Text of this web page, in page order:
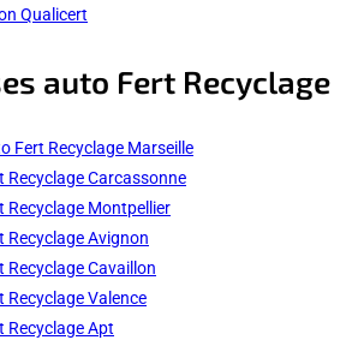
Qualicert
auto Fert Recyclage
Fert Recyclage Marseille
Recyclage Carcassonne
Recyclage Montpellier
Recyclage Avignon
Recyclage Cavaillon
Recyclage Valence
Recyclage Apt